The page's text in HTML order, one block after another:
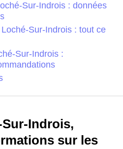
Sur-Indrois : données
Sur-Indrois : tout ce
Sur-Indrois :
Indrois,
sur les